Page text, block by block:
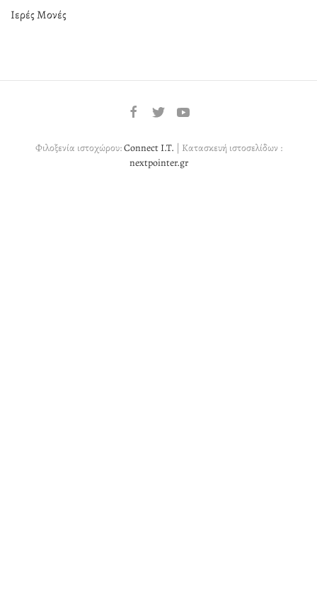
Ιερές Μονές
Φιλοξενία ιστοχώρου:Connect I.T. | Κατασκευή ιστοσελίδων :
nextpointer.gr